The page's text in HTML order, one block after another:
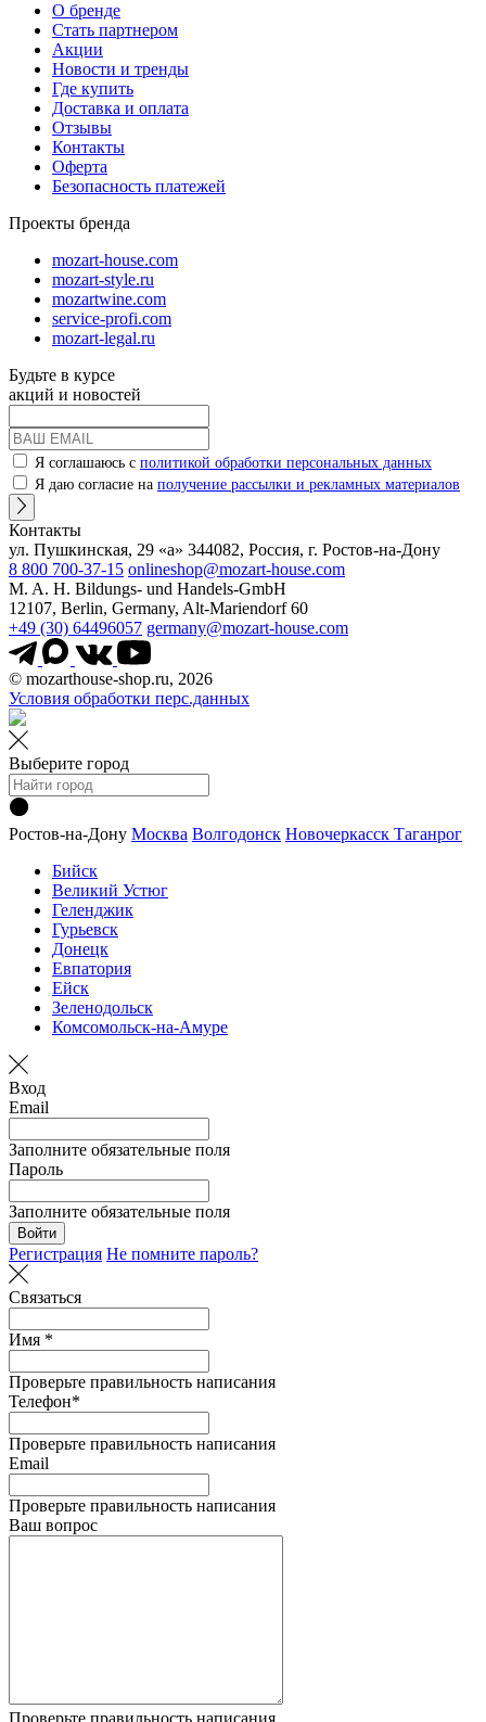
О бренде
Стать партнером
Акции
Новости и тренды
Где купить
Доставка и оплата
Отзывы
Контакты
Оферта
Безопасность платежей
Проекты бренда
mozart-house.com
mozart-style.ru
mozartwine.com
service-profi.com
mozart-legal.ru
Будьте в курсе
акций и новостей
Я соглашаюсь с политикой обработки персональных данных
Я даю согласие на получение рассылки и рекламных материалов
Контакты
ул. Пушкинская, 29 «а» 344082, Россия, г. Ростов-на-Дону
8 800 700-37-15 onlineshop@mozart-house.com
M. A. H. Bildungs- und Handels-GmbH
12107, Berlin, Germany, Alt-Mariendorf 60
+49 (30) 64496057 germany@mozart-house.com
© mozarthouse-shop.ru, 2026
Условия обработки перс.данных
Выберите город
Ростов-на-Дону Москва Волгодонск Новочеркасск Таганрог
Бийск
Великий Устюг
Геленджик
Гурьевск
Донецк
Евпатория
Ейск
Зеленодольск
Комсомольск-на-Амуре
Вход
Email
Заполните обязательные поля
Пароль
Заполните обязательные поля
Войти
Регистрация Не помните пароль?
Связаться
Имя *
Проверьте правильность написания
Телефон*
Проверьте правильность написания
Email
Проверьте правильность написания
Ваш вопрос